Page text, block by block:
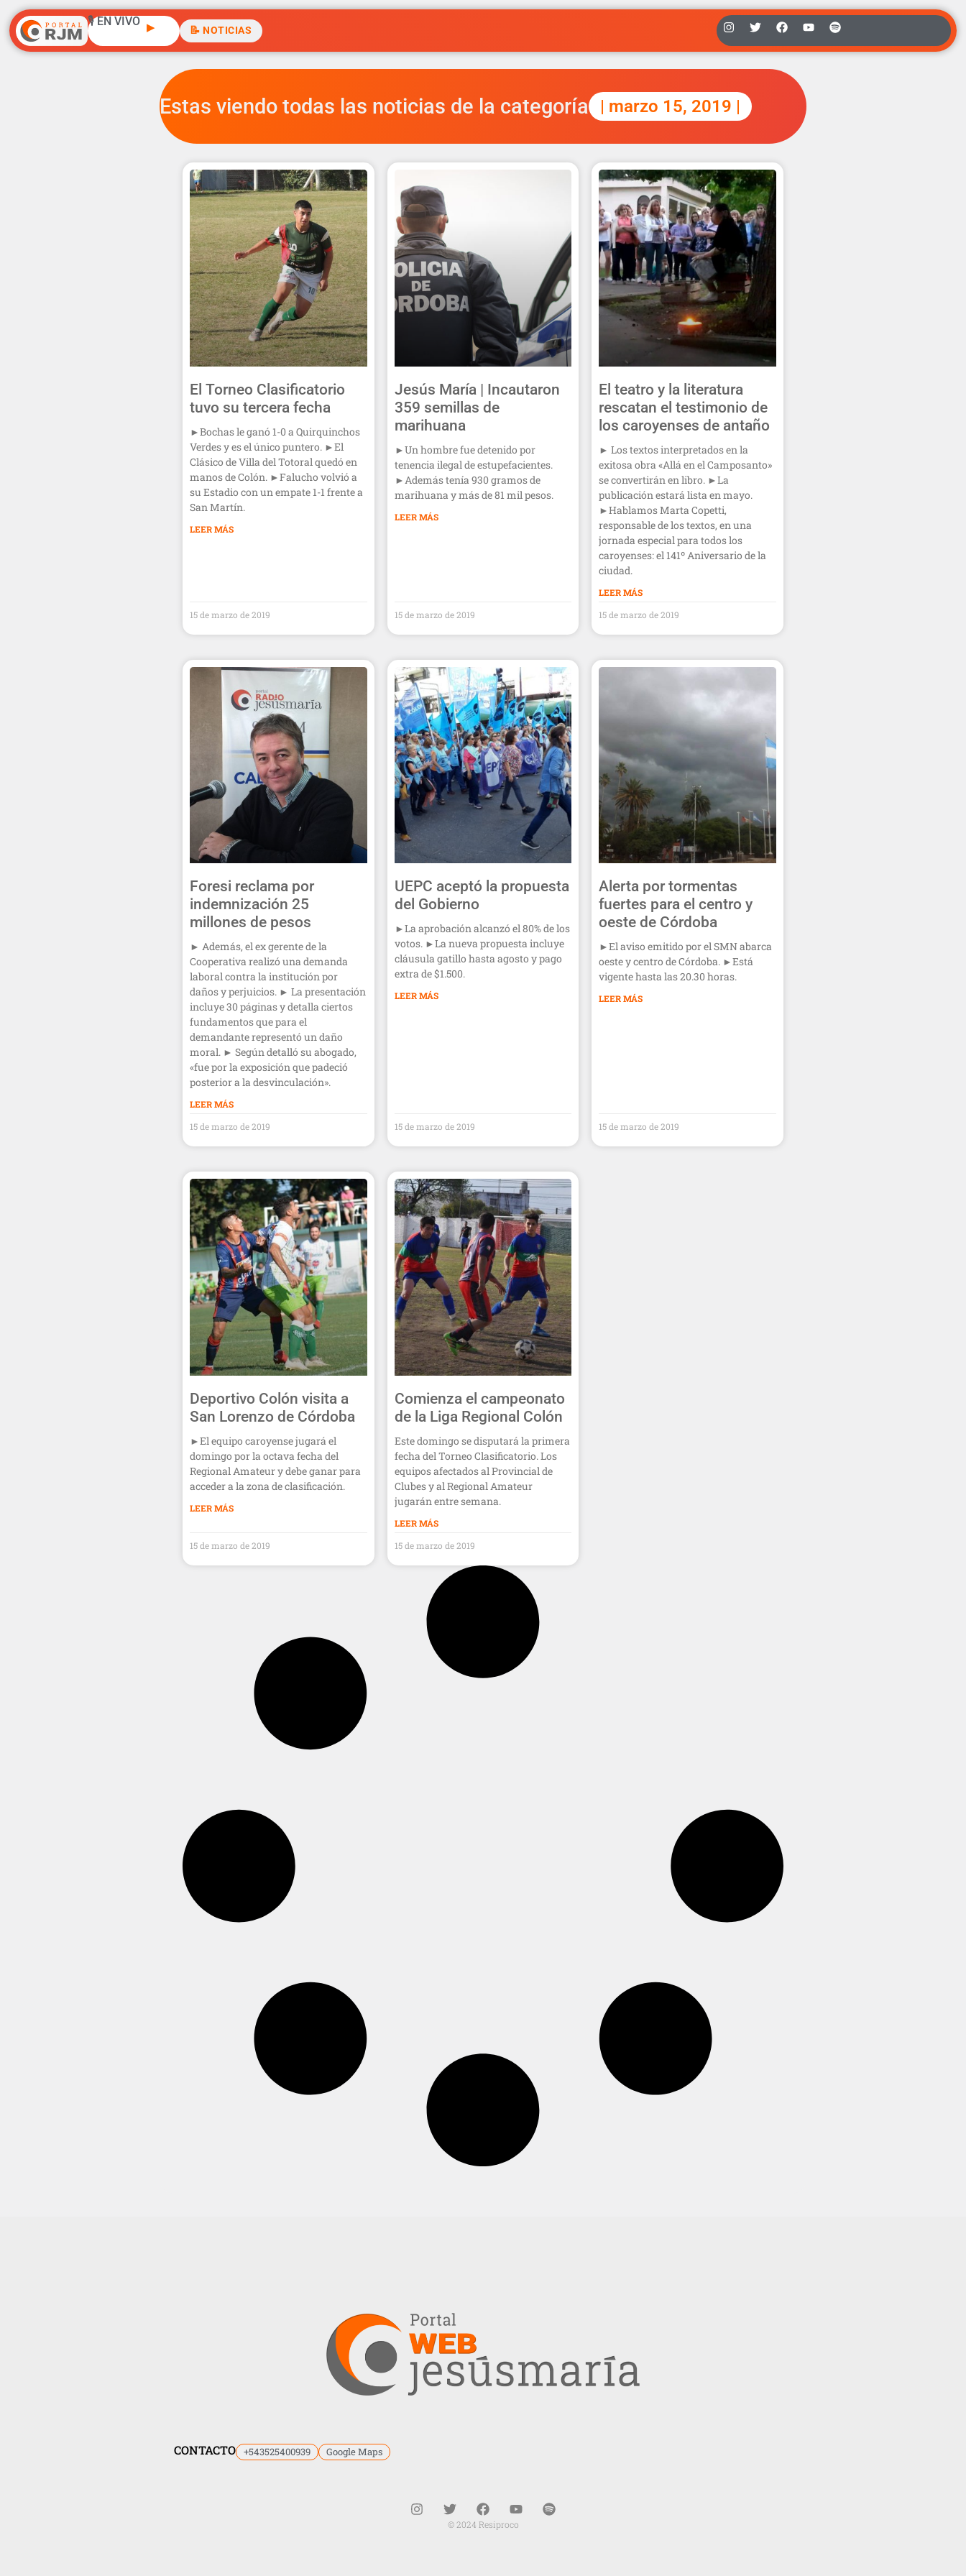
🎙️ EN VIVO ▶ 📝 NOTICIAS
Estas viendo todas las noticias de la categoría | marzo 15, 2019 |
El Torneo Clasificatorio
tuvo su tercera fecha
►Bochas le ganó 1-0 a Quirquinchos
Verdes y es el único puntero. ►El
Clásico de Villa del Totoral quedó en
manos de Colón. ►Falucho volvió a
su Estadio con un empate 1-1 frente a
San Martín.
LEER MÁS
15 de marzo de 2019
Jesús María | Incautaron
359 semillas de
marihuana
►Un hombre fue detenido por
tenencia ilegal de estupefacientes.
►Además tenía 930 gramos de
marihuana y más de 81 mil pesos.
LEER MÁS
15 de marzo de 2019
El teatro y la literatura
rescatan el testimonio de
los caroyenses de antaño
► Los textos interpretados en la
exitosa obra «Allá en el Camposanto»
se convertirán en libro. ►La
publicación estará lista en mayo.
►Hablamos Marta Copetti,
responsable de los textos, en una
jornada especial para todos los
caroyenses: el 141º Aniversario de la
ciudad.
LEER MÁS
15 de marzo de 2019
Foresi reclama por
indemnización 25
millones de pesos
► Además, el ex gerente de la
Cooperativa realizó una demanda
laboral contra la institución por
daños y perjuicios. ► La presentación
incluye 30 páginas y detalla ciertos
fundamentos que para el
demandante representó un daño
moral. ► Según detalló su abogado,
«fue por la exposición que padeció
posterior a la desvinculación».
LEER MÁS
15 de marzo de 2019
UEPC aceptó la propuesta
del Gobierno
►La aprobación alcanzó el 80% de los
votos. ►La nueva propuesta incluye
cláusula gatillo hasta agosto y pago
extra de $1.500.
LEER MÁS
15 de marzo de 2019
Alerta por tormentas
fuertes para el centro y
oeste de Córdoba
►El aviso emitido por el SMN abarca
oeste y centro de Córdoba. ►Está
vigente hasta las 20.30 horas.
LEER MÁS
15 de marzo de 2019
Deportivo Colón visita a
San Lorenzo de Córdoba
►El equipo caroyense jugará el
domingo por la octava fecha del
Regional Amateur y debe ganar para
acceder a la zona de clasificación.
LEER MÁS
15 de marzo de 2019
Comienza el campeonato
de la Liga Regional Colón
Este domingo se disputará la primera
fecha del Torneo Clasificatorio. Los
equipos afectados al Provincial de
Clubes y al Regional Amateur
jugarán entre semana.
LEER MÁS
15 de marzo de 2019
CONTACTO +543525400939 Google Maps
© 2024 Resiproco